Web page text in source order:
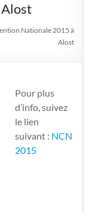
Nationale 2015 à
Alost
Pour plus
d’info, suivez
le lien
suivant : NCN
2015